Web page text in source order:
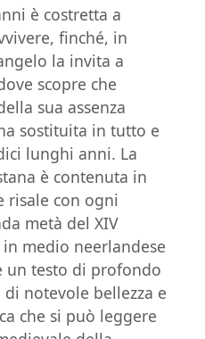
è costretta a
finché, in
la invita a
scopre che
sua assenza
sostituita in tutto e
lunghi anni. La
è contenuta in
risale con ogni
metà del XIV
medio neerlandese
un testo di profondo
notevole bellezza e
che si può leggere